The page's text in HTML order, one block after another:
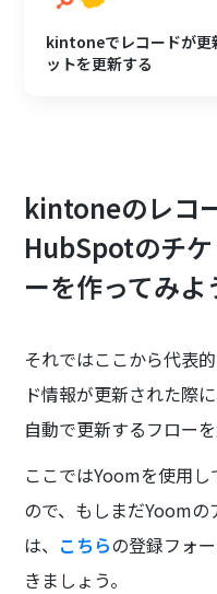
kintoneでレコードが
ットを更新する
kintoneのレコ
HubSpotのチ
ーを作ってみよ
それではここから代表
ド情報が更新された際
自動で更新するフロー
ここではYoomを使用
ので、もしまだYoom
は、 こちらの登録フォ
きましょう。